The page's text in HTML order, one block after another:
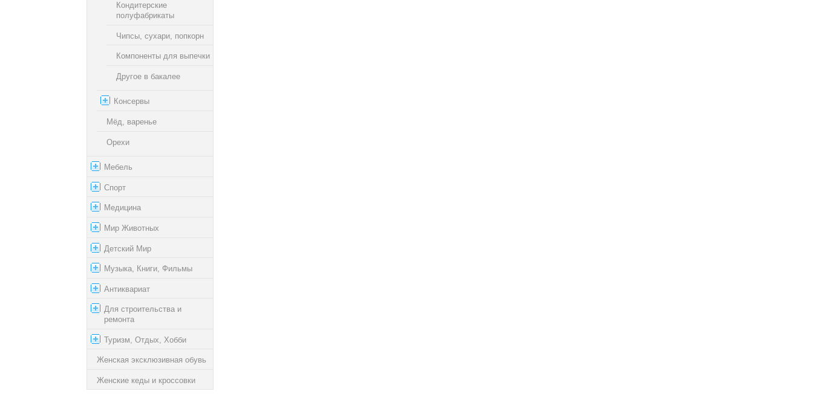
Кондитерские
полуфабрикаты
Чипсы, сухари, попкорн
Компоненты для выпечки
Другое в бакалее
Консервы
Мёд, варенье
Орехи
Мебель
Спорт
Медицина
Мир Животных
Детский Мир
Музыка, Книги, Фильмы
Антиквариат
Для строительства и
ремонта
Туризм, Отдых, Хобби
Женская эксклюзивная обувь
Женские кеды и кроссовки